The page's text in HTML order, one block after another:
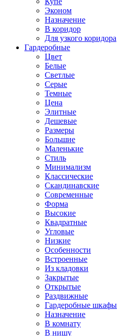
Эконом
Назначение
В коридор
Для узкого коридора
Гардеробные
Цвет
Белые
Светлые
Серые
Темные
Цена
Элитные
Дешевые
Размеры
Большие
Маленькие
Стиль
Минимализм
Классические
Скандинавские
Современные
Форма
Высокие
Квадратные
Угловые
Низкие
Особенности
Встроенные
Из кладовки
Закрытые
Открытые
Раздвижные
Гардеробные шкафы
Назначение
В комнату
В нишу